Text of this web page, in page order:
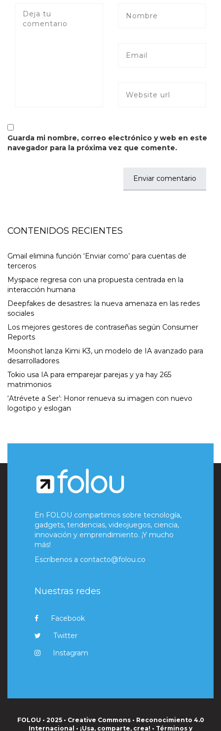
Guarda mi nombre, correo electrónico y web en este
navegador para la próxima vez que comente.
CONTENIDOS RECIENTES
Gmail elimina función ‘Enviar como’ para cuentas de
terceros
Myspace regresa con una propuesta centrada en la
interacción humana
Deepfakes de desastres: la nueva amenaza en las redes
sociales
Los mejores gestores de contraseñas según Consumer
Reports
Moonshot lanza Kimi K3, un modelo de IA avanzado para
desarrolladores
Tokio usa IA para emparejar parejas y ya hay 265
matrimonios
‘Atrévete a Ser’: Honor renueva su imagen con nuevo
logotipo y eslogan
En FOLOU compartimos sobre tecnología,
gadgets, tendencias, videojuegos, ciencia,
innovación y emprendimiento. ¡Y mucho
más!
Escríbenos a contacto@folou.co
Nuestras redes
Facebook
Twitter
Instagram
FOLOU • 2025 • Creative Commons • Reconocimiento 4.0
Internacional • ¡Usa, comparte, crea! • Términos y